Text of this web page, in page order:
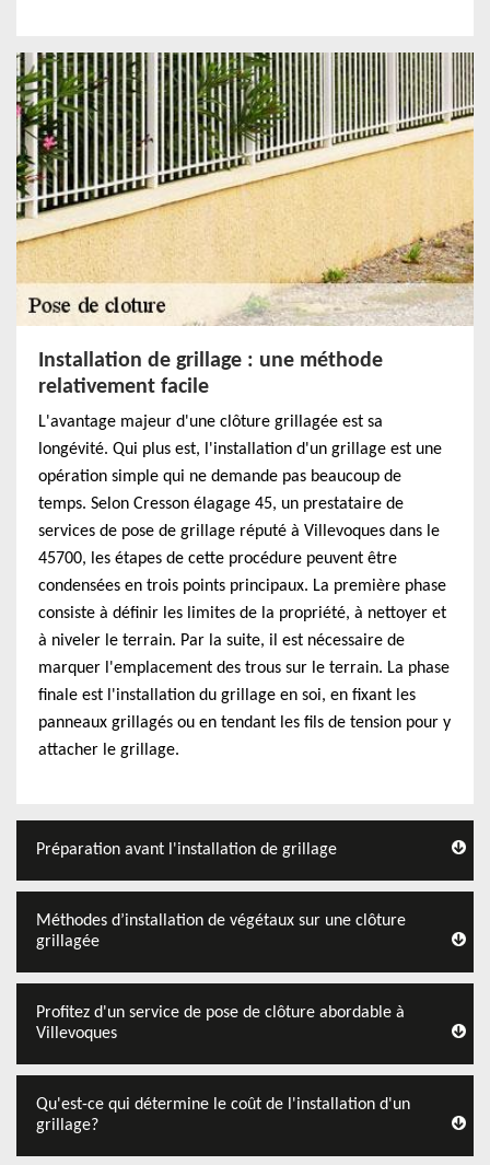
Installation de grillage : une méthode
relativement facile
L'avantage majeur d'une clôture grillagée est sa
longévité. Qui plus est, l'installation d'un grillage est une
opération simple qui ne demande pas beaucoup de
temps. Selon Cresson élagage 45, un prestataire de
services de pose de grillage réputé à Villevoques dans le
45700, les étapes de cette procédure peuvent être
condensées en trois points principaux. La première phase
consiste à définir les limites de la propriété, à nettoyer et
à niveler le terrain. Par la suite, il est nécessaire de
marquer l'emplacement des trous sur le terrain. La phase
finale est l'installation du grillage en soi, en fixant les
panneaux grillagés ou en tendant les fils de tension pour y
attacher le grillage.
Préparation avant l'installation de grillage
Méthodes d’installation de végétaux sur une clôture
grillagée
Profitez d'un service de pose de clôture abordable à
Villevoques
Qu'est-ce qui détermine le coût de l'installation d'un
grillage?